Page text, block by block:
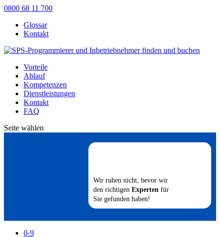
0800 68 11 700
Glossar
Kontakt
Vorteile
Ablauf
Kompetenzen
Dienstleistungen
Kontakt
FAQ
Seite wählen
Wir ruhen nicht, bevor wir
den richtigen Experten für
Sie gefunden haben!
0-9